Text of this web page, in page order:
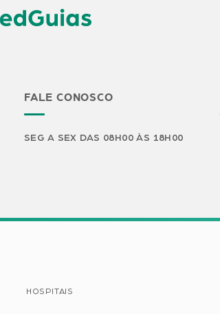
FALE CONOSCO
SEG A SEX DAS 08H00 ÀS 18H00
HOSPITAIS